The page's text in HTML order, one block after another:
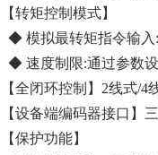
【转矩控制模式】
◆ 模拟最转矩指令输入
◆ 速度制限:通过参数
【全闭环控制】2线式/4
【设备端编码器接口】
【保护功能】